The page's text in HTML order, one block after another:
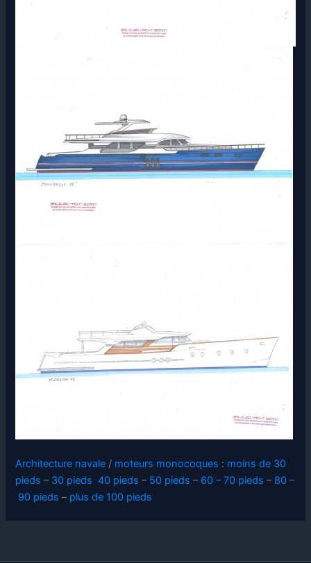
Architecture navale / moteurs monocoques : moins de 30
pieds – 30 pieds 40 pieds – 50 pieds – 60 – 70 pieds – 80 –
90 pieds – plus de 100 pieds